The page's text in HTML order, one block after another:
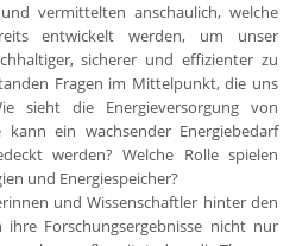
vermittelten anschaulich, welche
entwickelt werden, um unser
sicherer und effizienter zu
Fragen im Mittelpunkt, die uns
sieht die Energieversorgung von
kann ein wachsender Energiebedarf
werden? Welche Rolle spielen
und Energiespeicher?
und Wissenschaftler hinter den
ihre Forschungsergebnisse nicht nur